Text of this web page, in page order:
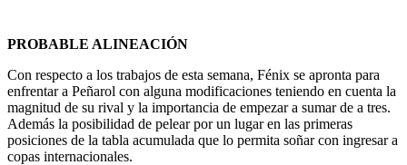
PROBABLE ALINEACIÓN
Con respecto a los trabajos de esta semana, Fénix se apronta para
enfrentar a Peñarol con alguna modificaciones teniendo en cuenta la
magnitud de su rival y la importancia de empezar a sumar de a tres.
Además la posibilidad de pelear por un lugar en las primeras
posiciones de la tabla acumulada que lo permita soñar con ingresar a
copas internacionales.